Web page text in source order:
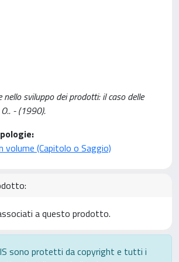
nello sviluppo dei prodotti: il caso delle
- (1990).
volume (Capitolo o Saggio)
a questo prodotto.
sono protetti da copyright e tutti i